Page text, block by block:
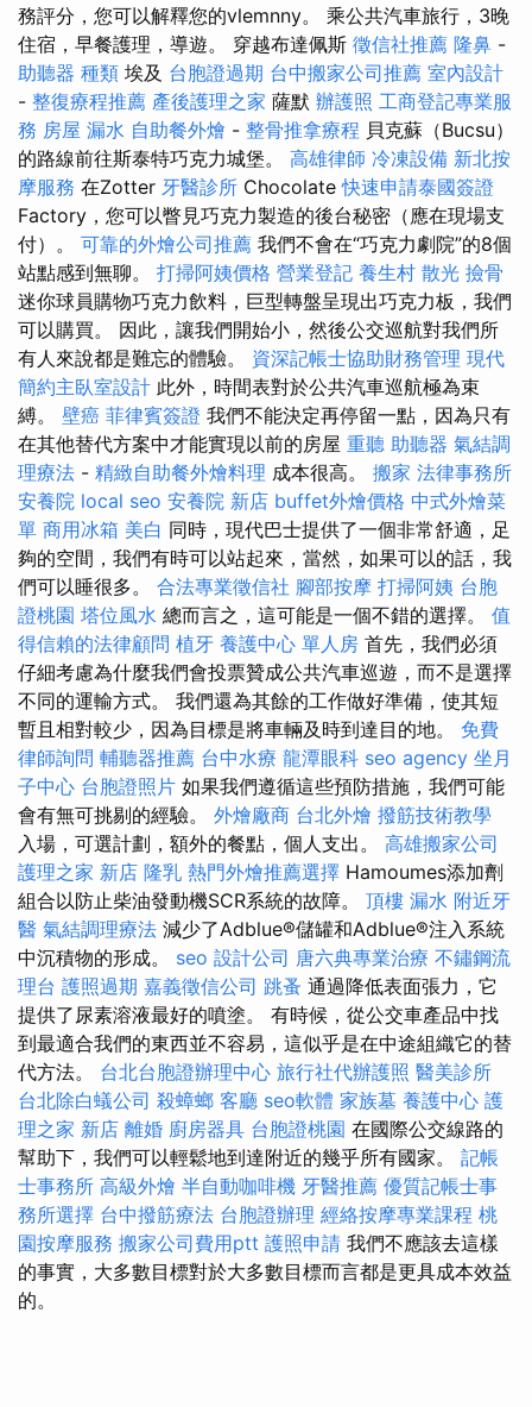
務評分，您可以解釋您的vlemnny。 乘公共汽車旅行，3晚
住宿，早餐護理，導遊。 穿越布達佩斯 徵信社推薦 隆鼻 -
助聽器 種類 埃及 台胞證過期 台中搬家公司推薦 室內設計
- 整復療程推薦 產後護理之家 薩默 辦護照 工商登記專業服
務 房屋 漏水 自助餐外燴 - 整骨推拿療程 貝克蘇（Bucsu）
的路線前往斯泰特巧克力城堡。 高雄律師 冷凍設備 新北按
摩服務 在Zotter 牙醫診所 Chocolate快速申請泰國簽證
Factory，您可以瞥見巧克力製造的後台秘密（應在現場支
付）。 可靠的外燴公司推薦 我們不會在“巧克力劇院”的8個
站點感到無聊。 打掃阿姨價格 營業登記 養生村 散光 撿骨
迷你球員購物巧克力飲料，巨型轉盤呈現出巧克力板，我們
可以購買。 因此，讓我們開始小，然後公交巡航對我們所
有人來說都是難忘的體驗。 資深記帳士協助財務管理 現代
簡約主臥室設計 此外，時間表對於公共汽車巡航極為束
縛。 壁癌 菲律賓簽證 我們不能決定再停留一點，因為只有
在其他替代方案中才能實現以前的房屋 重聽 助聽器 氣結調
理療法 - 精緻自助餐外燴料理 成本很高。 搬家 法律事務所
安養院 local seo 安養院 新店 buffet外燴價格 中式外燴菜
單 商用冰箱 美白 同時，現代巴士提供了一個非常舒適，足
夠的空間，我們有時可以站起來，當然，如果可以的話，我
們可以睡很多。 合法專業徵信社 腳部按摩 打掃阿姨 台胞
證桃園 塔位風水 總而言之，這可能是一個不錯的選擇。 值
得信賴的法律顧問 植牙 養護中心 單人房 首先，我們必須
仔細考慮為什麼我們會投票贊成公共汽車巡遊，而不是選擇
不同的運輸方式。 我們還為其餘的工作做好準備，使其短
暫且相對較少，因為目標是將車輛及時到達目的地。 免費
律師詢問 輔聽器推薦 台中水療 龍潭眼科 seo agency 坐月
子中心 台胞證照片 如果我們遵循這些預防措施，我們可能
會有無可挑剔的經驗。 外燴廠商 台北外燴 撥筋技術教學
入場，可選計劃，額外的餐點，個人支出。 高雄搬家公司
護理之家 新店 隆乳 熱門外燴推薦選擇 Hamoumes添加劑
組合以防止柴油發動機SCR系統的故障。 頂樓 漏水 附近牙
醫 氣結調理療法 減少了Adblue®儲罐和Adblue®注入系統
中沉積物的形成。 seo 設計公司 唐六典專業治療 不鏽鋼流
理台 護照過期 嘉義徵信公司 跳蚤 通過降低表面張力，它
提供了尿素溶液最好的噴塗。 有時候，從公交車產品中找
到最適合我們的東西並不容易，這似乎是在中途組織它的替
代方法。 台北台胞證辦理中心 旅行社代辦護照 醫美診所
台北除白蟻公司 殺蟑螂 客廳 seo軟體 家族墓 養護中心 護
理之家 新店 離婚 廚房器具 台胞證桃園 在國際公交線路的
幫助下，我們可以輕鬆地到達附近的幾乎所有國家。 記帳
士事務所 高級外燴 半自動咖啡機 牙醫推薦 優質記帳士事
務所選擇 台中撥筋療法 台胞證辦理 經絡按摩專業課程 桃
園按摩服務 搬家公司費用ptt 護照申請 我們不應該去這樣
的事實，大多數目標對於大多數目標而言都是更具成本效益
的。